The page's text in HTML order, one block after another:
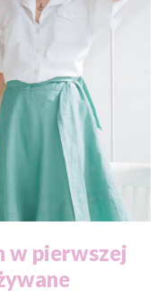
w pierwszej